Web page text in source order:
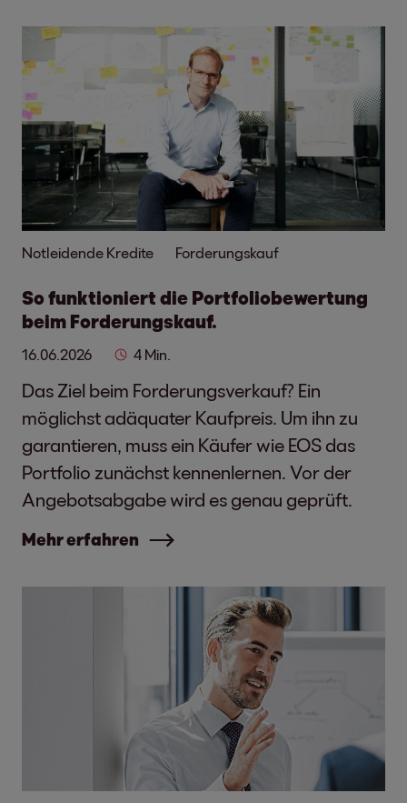
Notleidende Kredite Forderungskauf
So funktioniert die Portfoliobewertung
beim Forderungskauf.
16.06.2026 4 Min.
Das Ziel beim Forderungsverkauf? Ein
möglichst adäquater Kaufpreis. Um ihn zu
garantieren, muss ein Käufer wie EOS das
Portfolio zunächst kennenlernen. Vor der
Angebotsabgabe wird es genau geprüft.
Mehr erfahren